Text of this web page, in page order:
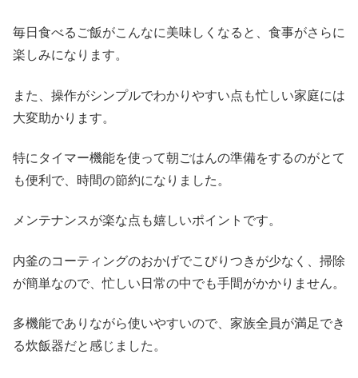
毎日食べるご飯がこんなに美味しくなると、食事がさらに
楽しみになります。
また、操作がシンプルでわかりやすい点も忙しい家庭には
大変助かります。
特にタイマー機能を使って朝ごはんの準備をするのがとて
も便利で、時間の節約になりました。
メンテナンスが楽な点も嬉しいポイントです。
内釜のコーティングのおかげでこびりつきが少なく、掃除
が簡単なので、忙しい日常の中でも手間がかかりません。
多機能でありながら使いやすいので、家族全員が満足でき
る炊飯器だと感じました。